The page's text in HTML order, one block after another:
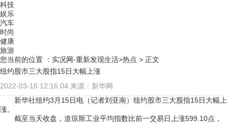
科技
娱乐
汽车
时尚
健康
旅游
您当前的位置 ： 实况网-重新发现生活>热点 > 正文
纽约股市三大股指15日大幅上涨
2022-03-16 12:16:04 来源：新华网
新华社纽约3月15日电（记者刘亚南）纽约股市三大股指15日大幅上
涨。
截至当天收盘，道琼斯工业平均指数比前一交易日上涨599.10点，